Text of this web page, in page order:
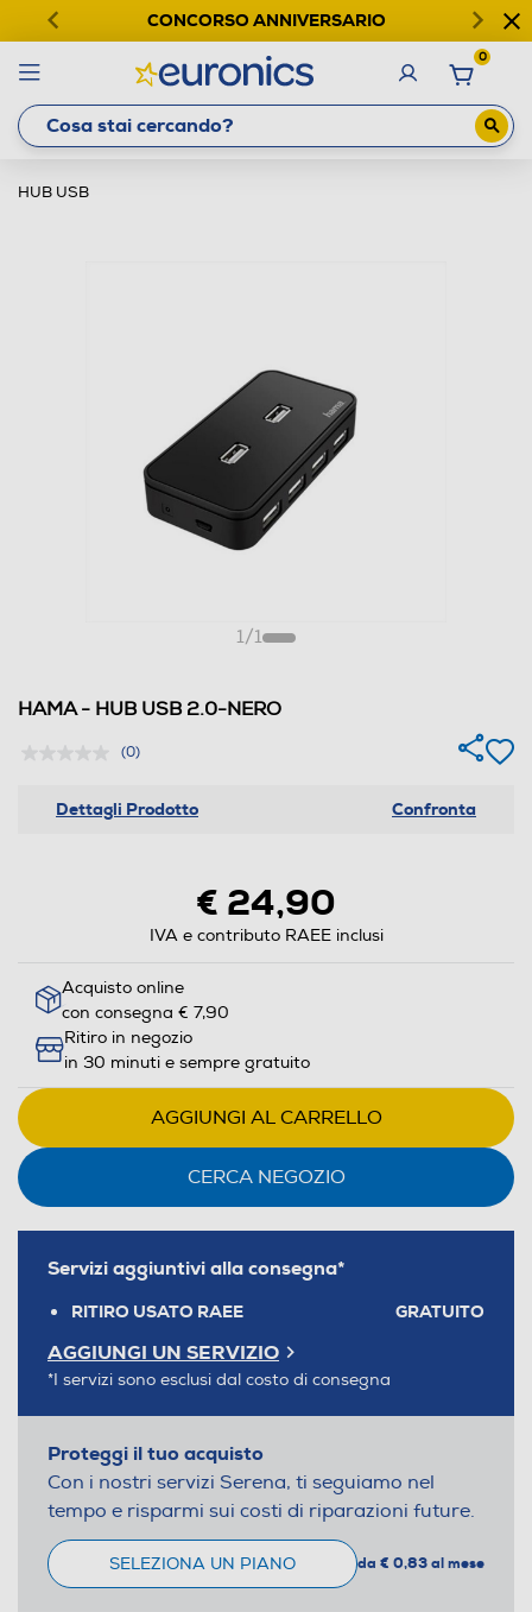
CONCORSO ANNIVERSARIO
0
HUB USB
1/1
HAMA - HUB USB 2.0-NERO
(0)
Dettagli Prodotto Confronta
€ 24,90
IVA e contributo RAEE inclusi
Acquisto online
con consegna € 7,90
Ritiro in negozio
in 30 minuti e sempre gratuito
AGGIUNGI AL CARRELLO
CERCA NEGOZIO
Servizi aggiuntivi alla consegna*
RITIRO USATO RAEE GRATUITO
AGGIUNGI UN SERVIZIO
*I servizi sono esclusi dal costo di consegna
Proteggi il tuo acquisto
Con i nostri servizi Serena, ti seguiamo nel
tempo e risparmi sui costi di riparazioni future.
SELEZIONA UN PIANO da € 0,83 al mese